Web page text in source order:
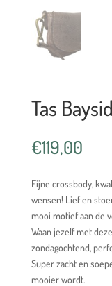
Tas
€119,00
Fijne crossbody,
wensen! Lief en
mooi motief aan de
Waan jezelf met
zondagochtend,
Super zacht en
mooier wordt.